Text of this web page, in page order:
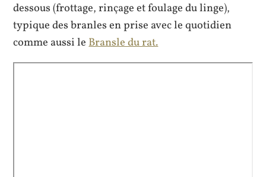
dessous (frottage, rinçage et foulage du linge),
typique des branles en prise avec le quotidien
comme aussi leBransle du rat.